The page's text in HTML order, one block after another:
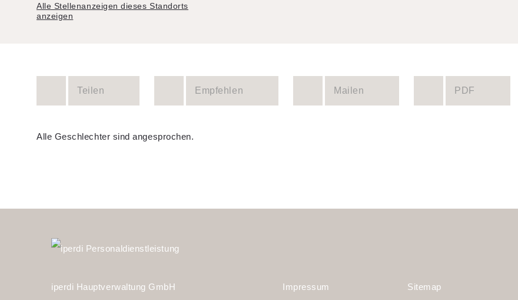
Alle Stellenanzeigen dieses Standorts
anzeigen
Teilen Empfehlen Mailen PDF
Alle Geschlechter sind angesprochen.
iperdi Hauptverwaltung GmbH Impressum Sitemap